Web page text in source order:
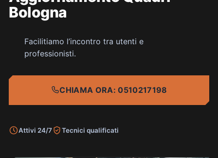
Bologna
Facilitiamo l’incontro tra utenti e
professionisti.
CHIAMA ORA: 0510217198
Attivi 24/7 Tecnici qualificati